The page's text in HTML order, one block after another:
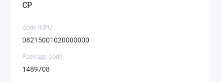
CP
Code IKPU
08215001020000000
Package Code
1489708